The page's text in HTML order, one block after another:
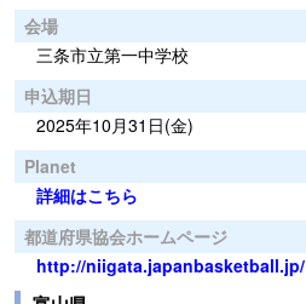
会場
三条市立第一中学校
申込期日
2025年10月31日(金)
Planet
詳細はこちら
都道府県協会ホームページ
http://niigata.japanbasketball.jp/